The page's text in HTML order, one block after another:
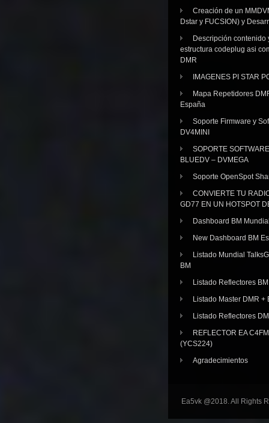
Creación de un
Dstar y FUCSION) y
Descripción contenido
estructura codeplug asi
DMR
IMAGENES PI STAR
Mapa Repetidores
España
Soporte Firmware y
DV4MINI
SOPORTE SOFTWARE
BLUEDV – DVMEGA
Soporte OpenSpot
CONVIERTE TU
GD77 EN UN HOTSPOT
Dashboard BM
New Dashboard BM
Listado Mundial
BM
Listado Reflectores BM
Listado Master DMR +
Listado Reflectores
REFLECTOR EA
(YCS224)
Agradecimientos
Ea5vk @2018. All Rights